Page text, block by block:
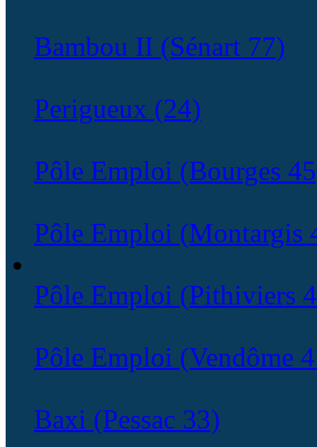
Bambou II (Sénart 77)
Perigueux (24)
Pôle Emploi (Bourges
Pôle Emploi (Montargis
Pôle Emploi (Pithiviers
Pôle Emploi (Vendôme
Baxi (Pessac 33)